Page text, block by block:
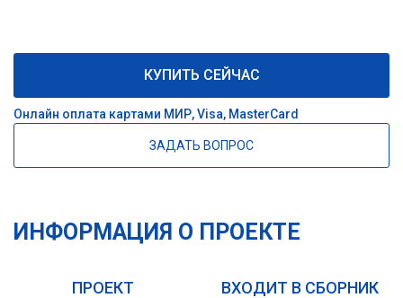
КУПИТЬ СЕЙЧАС
Онлайн оплата картами МИР, Visa, MasterCard
ЗАДАТЬ ВОПРОС
ИНФОРМАЦИЯ О ПРОЕКТЕ
ПРОЕКТ
ВХОДИТ В СБОРНИК